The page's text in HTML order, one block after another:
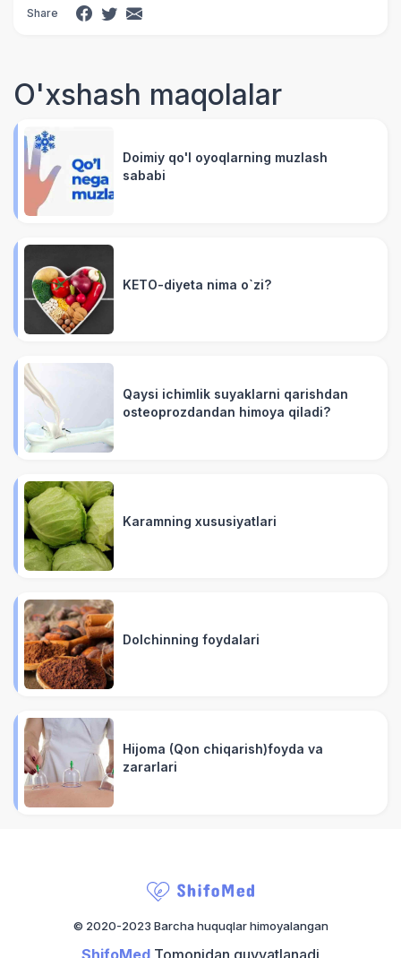
Share
O'xshash maqolalar
Doimiy qo'l oyoqlarning muzlash
sababi
KETO-diyeta nima o`zi?
Qaysi ichimlik suyaklarni qarishdan
osteoprozdandan himoya qiladi?
Karamning xususiyatlari
Dolchinning foydalari
Hijoma (Qon chiqarish)foyda va
zararlari
© 2020-2023 Barcha huquqlar himoyalangan